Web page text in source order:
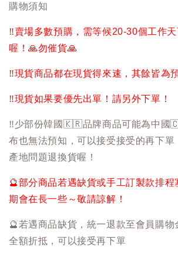
購物須知
‼️賣場多數預購，需等候20-30個工作
喔！🙏勿催貨🙏
‼️現貨商品都在現貨得來速，其餘皆為
‼️現貨如果要優先出單！請另外下單！
‼️少部份韓國 🇰🇷品牌商品可能為中國
布也無法預知，可以接受接受的再下單
產地問題退換貨喔！
🔮部分商品若遇缺貨或手工訂製款排程
期會在長一些～敬請諒解！
🔮 若遇商品缺貨，統一退款至會員購物
全額折抵，可以接受再下單